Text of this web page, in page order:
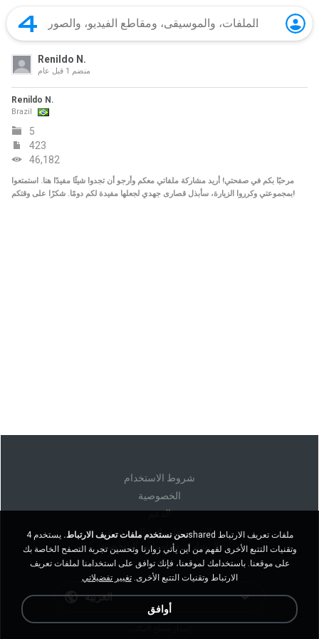
Renildo N.
منضم
Renildo N.
Brazil
5
423
46,182
مرحبًا بكم في صفحتي! أريد مشاركة ملفاتي معكم وأرجو أن تجدوا شيئًا مفيدًا هنا. استمتعوا
بمجموعتي وكرروا الزيارة، سأبذل قصارى جهدي لجعلها مفيدة لكم دومًا. شكرًا على وقتكم!
شروط الاستخدام
الخصوصية
الدعم
لا تبيع معلوماتي الشخصية
لا تشارك معلوماتي الشخصية
العربية
نحن نستخدم ملفات تعريف الارتباط.
يستخدم 4shared ملفات تعريف الارتباط
وتقنيات التتبع الأخرى لفهم من أين يأتي زوارنا وتحسين تجربة التصفح الخاصة بك
على موقعنا. باستخدامك لموقعنا، فإنك توافق على استخدامنا لملفات تعريف
الارتباط وتقنيات التتبع الأخرى.تغيير تفضيلاتي
أوافق